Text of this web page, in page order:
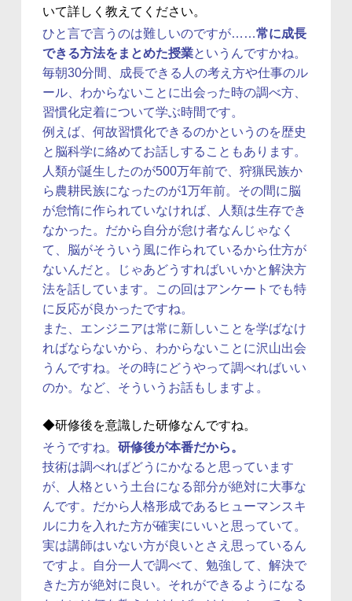
いて詳しく教えてください。
ひと言で言うのは難しいのですが……常に成長
できる方法をまとめた授業というんですかね。
毎朝30分間、成長できる人の考え方や仕事のル
ール、わからないことに出会った時の調べ方、
習慣化定着について学ぶ時間です。
例えば、何故習慣化できるのかというのを歴史
と脳科学に絡めてお話しすることもあります。
人類が誕生したのが500万年前で、狩猟民族か
ら農耕民族になったのが1万年前。その間に脳
が怠惰に作られていなければ、人類は生存でき
なかった。だから自分が怠け者なんじゃなく
て、脳がそういう風に作られているから仕方が
ないんだと。じゃあどうすればいいかと解決方
法を話しています。この回はアンケートでも特
に反応が良かったですね。
また、エンジニアは常に新しいことを学ばなけ
ればならないから、わからないことに沢山出会
うんですね。その時にどうやって調べればいい
のか。など、そういうお話もしますよ。
◆研修後を意識した研修なんですね。
そうですね。 研修後が本番だから。
技術は調べればどうにかなると思っています
が、人格という土台になる部分が絶対に大事な
んです。だから人格形成であるヒューマンスキ
ルに力を入れた方が確実にいいと思っていて。
実は講師はいない方が良いとさえ思っているん
ですよ。自分一人で調べて、勉強して、解決で
きた方が絶対に良い。それができるようになる